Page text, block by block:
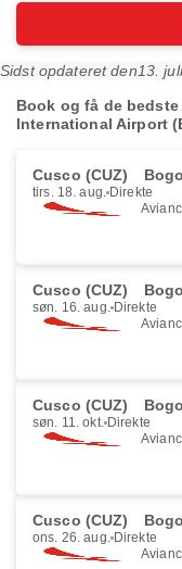
Sidst opdateret den13.
Book og få de
International Airport
Cusco (CUZ)
tirs. 18. aug. Direkte
Cusco (CUZ)
søn. 16. aug. Direkte
Cusco (CUZ)
søn. 11. okt. Direkte
Cusco (CUZ)
ons. 26. aug. Direkte